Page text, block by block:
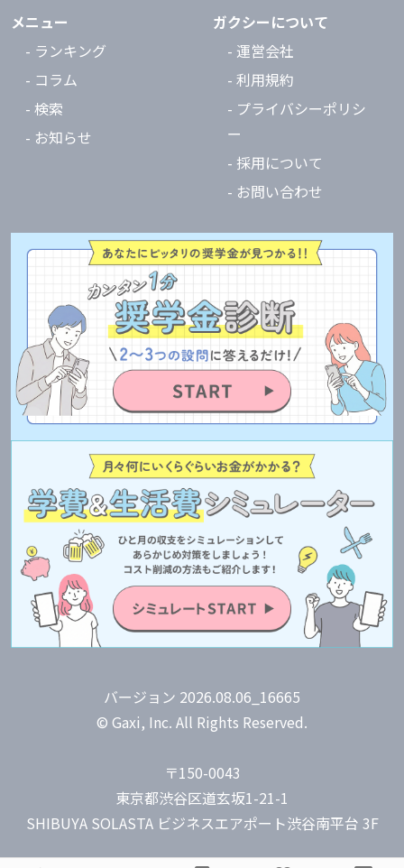
メニュー
- ランキング
- コラム
- 検索
- お知らせ
ガクシーについて
- 運営会社
- 利用規約
- プライバシーポリシ
ー
- 採用について
- お問い合わせ
バージョン 2026.08.06_16665
© Gaxi, Inc. All Rights Reserved.
〒150-0043
東京都渋谷区道玄坂1-21-1
SHIBUYA SOLASTA ビジネスエアポート渋谷南平台 3F